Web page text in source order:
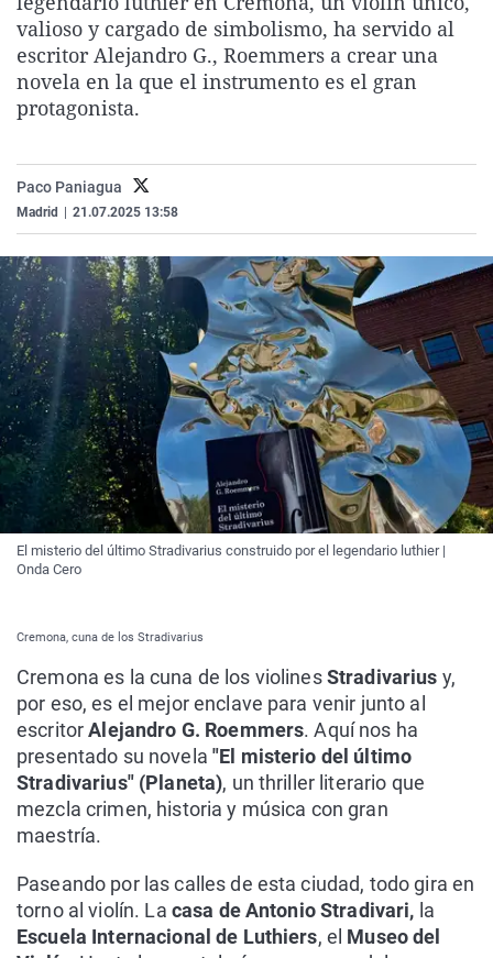
La rosa de los vientos
Gente viajera
Como el perro y el
Caso
Retornados
Equipo de
Extremadura
Galicia
La Rioja
País Vasco
Virales
Televisión
Elecciones
valioso y cargado de simbolismo, ha servido al
escritor Alejandro G., Roemmers a crear una
novela en la que el instrumento es el gran
protagonista.
Paco Paniagua
Madrid 21.07.2025 13:58
El misterio del último Stradivarius construido por el legendario luthier |
Onda Cero
Cremona, cuna de los Stradivarius
Cremona es la cuna de los violinesStradivarius y,
por eso, es el mejor enclave para venir junto al
escritorAlejandro G. Roemmers. Aquí nos ha
presentado su novela "El misterio del último
Stradivarius" (Planeta), un thriller literario que
mezcla crimen, historia y música con gran
maestría.
Paseando por las calles de esta ciudad, todo gira en
torno al violín. La casa de Antonio Stradivari, la
Escuela Internacional de Luthiers, el Museo del